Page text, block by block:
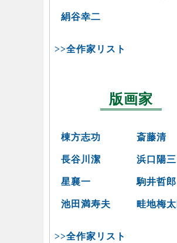
絹谷幸二
>>全作家リスト
版画家
棟方志功 斎藤清
長谷川潔 浜口陽三
星襄一 駒井哲郎
池田満寿夫 畦地梅
>>全作家リスト